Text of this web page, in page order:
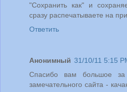
"Сохранить как" и
сразу распечатываете на
Ответить
Анонимный 31/10/11 5:15
Спасибо вам большое
замечательного сайта -